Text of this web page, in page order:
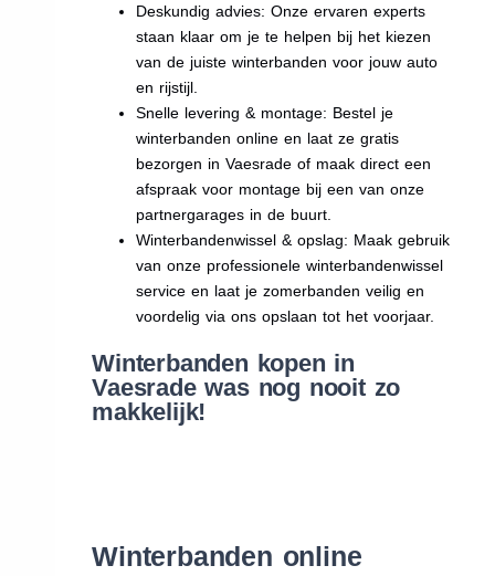
Deskundig advies: Onze ervaren experts
staan klaar om je te helpen bij het kiezen
van de juiste winterbanden voor jouw auto
en rijstijl.
Snelle levering & montage: Bestel je
winterbanden online en laat ze gratis
bezorgen in Vaesrade of maak direct een
afspraak voor montage bij een van onze
partnergarages in de buurt.
Winterbandenwissel & opslag: Maak gebruik
van onze professionele winterbandenwissel
service en laat je zomerbanden veilig en
voordelig via ons opslaan tot het voorjaar.
Winterbanden kopen in
Vaesrade was nog nooit zo
makkelijk!
Winterbanden online